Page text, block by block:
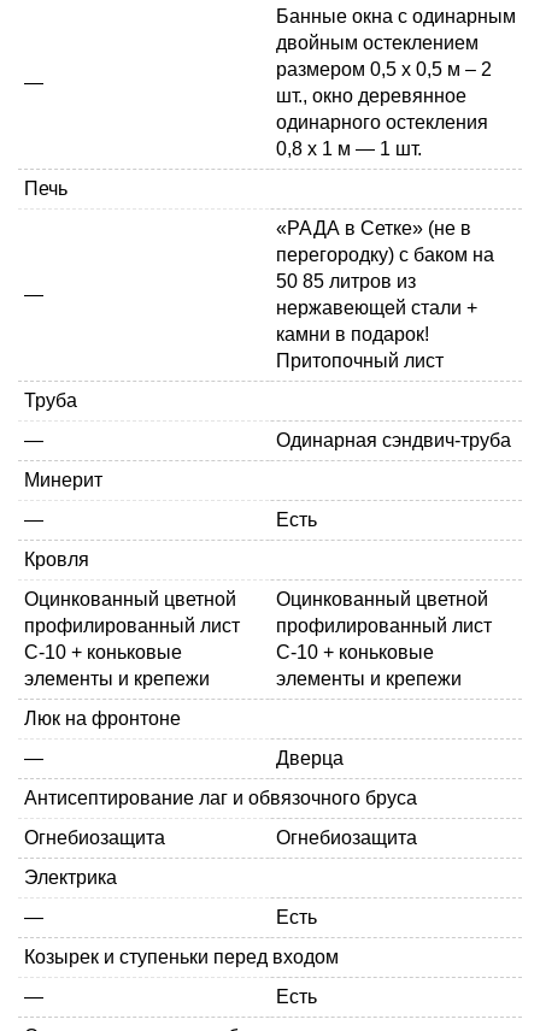
—
Банные окна с одинарным
двойным остеклением
размером 0,5 х 0,5 м – 2
шт., окно деревянное
одинарного остекления
0,8 х 1 м — 1 шт.
Печь
—
«РАДА в Сетке» (не в
перегородку) с баком на
50 85 литров из
нержавеющей стали +
камни в подарок!
Притопочный лист
Труба
—
Одинарная сэндвич-труба
Минерит
—
Есть
Кровля
Оцинкованный цветной
профилированный лист
С-10 + коньковые
элементы и крепежи
Оцинкованный цветной
профилированный лист
С-10 + коньковые
элементы и крепежи
Люк на фронтоне
—
Дверца
Антисептирование лаг и обвязочного бруса
Огнебиозащита
Огнебиозащита
Электрика
—
Есть
Козырек и ступеньки перед входом
—
Есть